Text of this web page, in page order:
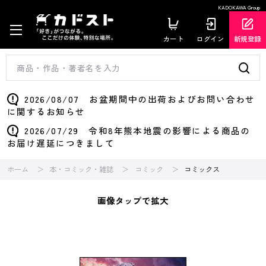
KADOKAWA Group
カート ログイン 新規登録
2026/08/07 お盆期間中の出荷およびお問い合わせ
に関するお知らせ
2026/07/29 令和8年熊本地震の影響による商品の
お届け遅延につきまして
ホーム 本・コミック・雑誌 コミック コミックス
画像タップで拡大